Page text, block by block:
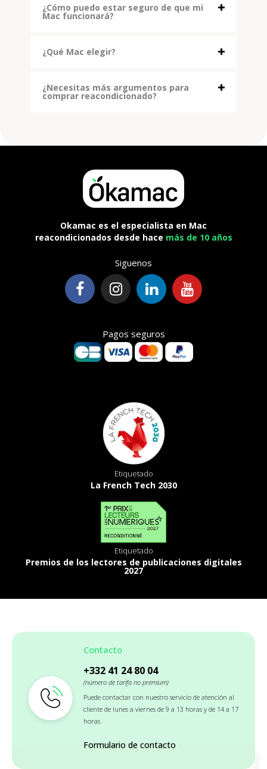
¿Cómo puedo estar seguro de que mi
Mac funcionará?
¿Qué Mac elegir?
¿Necesitas más argumentos para
comprar reacondicionado?
Okamac es el especialista en Mac
reacondicionados desde hace más de 10 años
Siguenos
Pagos seguros
Etiquetado
La French Tech 2030
Etiquetado
Premios de los lectores de publicaciones digitales
2027
Contacto
+332 41 24 80 04
(número de tarifa no premium)
Puede contactar con nuestro servicio de atención al
cliente de lunes a viernes de 9 a 13 horas y de 14 a 17
horas.
Formulario de contacto